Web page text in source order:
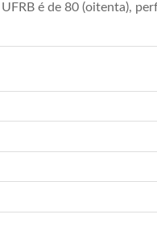
é de 80 (oitenta),